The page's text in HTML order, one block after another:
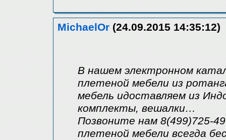
MichaelOr (24.09.2015 14:35:12)
В нашем электронном
плетеной мебели из
мебель идоставляем из
комплекты, вешалки…
Позвоните нам 8(499)725-
плетеной мебели всегда